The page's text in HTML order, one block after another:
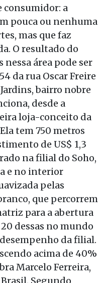
consumidor: a
pouca ou nenhuma
mas que faz
O resultado do
área pode ser
da rua Oscar Freire
bairro nobre
desde a
loja-conceito da
tem 750 metros
de US$ 1,3
na filial do Soho,
e no interior
pelas
que percorrem
para a abertura
dessas no mundo
da filial.
acima de 40%
Marcelo Ferreira,